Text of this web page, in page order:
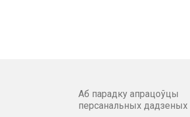
Аб парадку апрацоўцы
персанальных дадзеных